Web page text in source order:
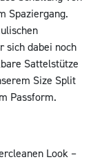
Spaziergang.
sich dabei noch
Sattelstütze
Size Split
Passform.
Look –